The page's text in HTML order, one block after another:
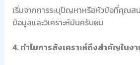
เริ่มจากการระบุปัญหาหรือหัวข้อที่คุณส
ข้อมูลและวิเคราะห์มันครับผม
4. ทำไมการสังเคราะห์ถึงสำคัญในง